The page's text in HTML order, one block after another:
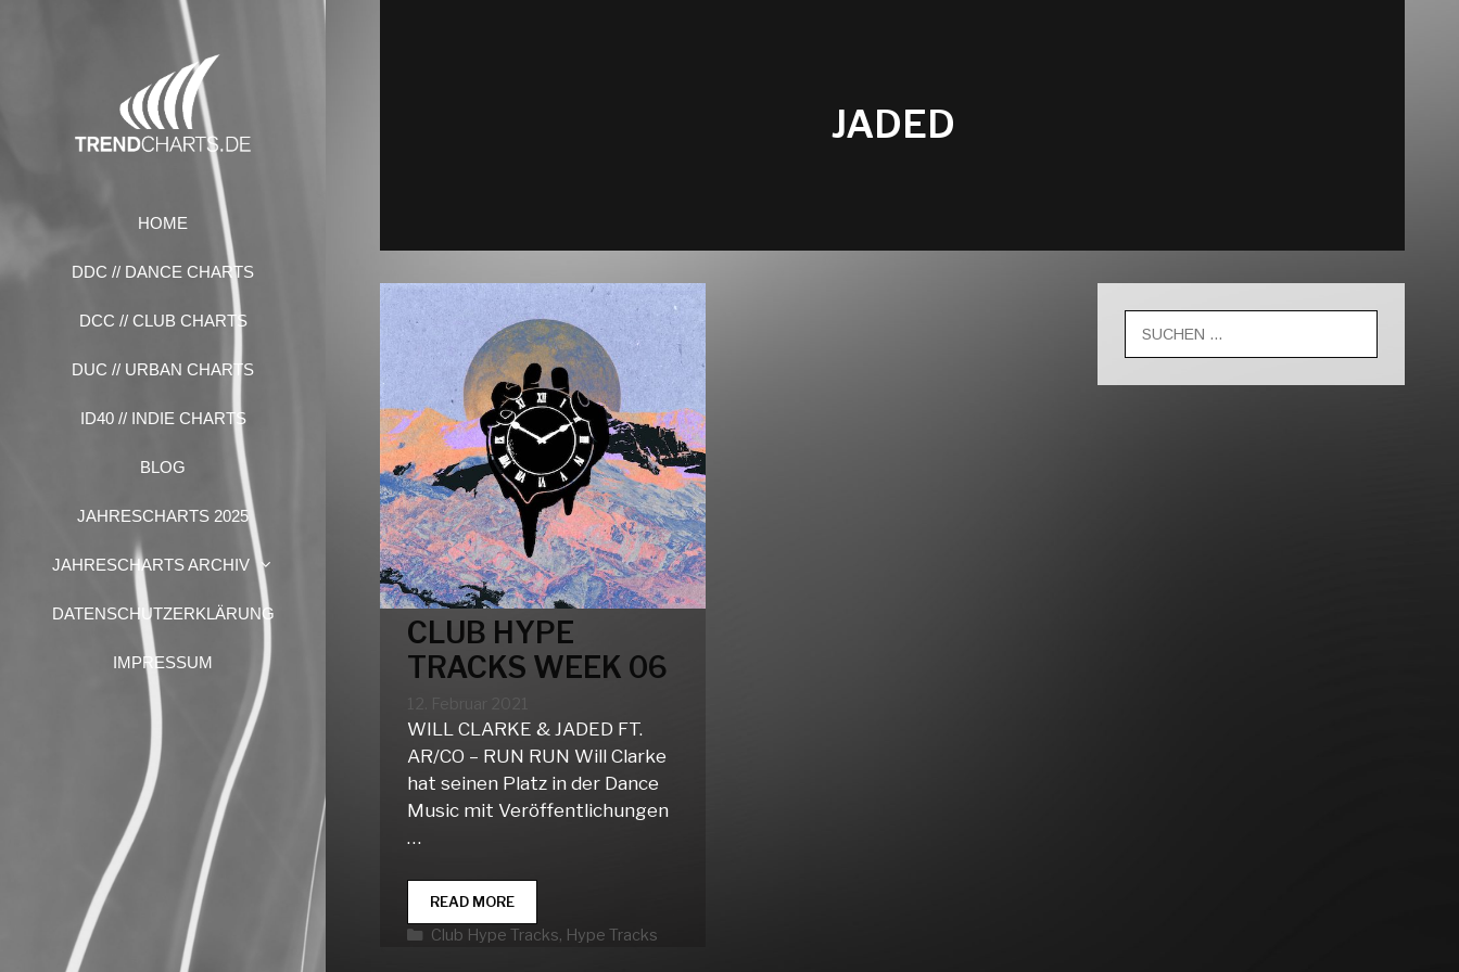
HOME
DDC // DANCE CHARTS
DCC // CLUB CHARTS
DUC // URBAN CHARTS
ID40 // INDIE CHARTS
BLOG
JAHRESCHARTS 2025
JAHRESCHARTS ARCHIV
DATENSCHUTZERKLÄRUNG
IMPRESSUM
JADED
CLUB HYPE
TRACKS WEEK 06
WILL CLARKE & JADED FT.
AR/CO – RUN RUN Will Clarke
hat seinen Platz in der Dance
Music mit Veröffentlichungen
…
READ MORECLUB
HYPE
TRACKS
Kategorien
Club Hype Tracks, Hype Tracks
nach: